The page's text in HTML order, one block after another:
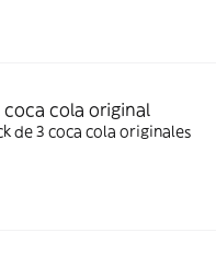
coca cola original
de 3 coca cola originales